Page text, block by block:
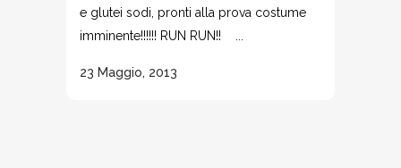
e glutei sodi, pronti alla prova costume
imminente!!!!!! RUN RUN!! ...
23 Maggio, 2013